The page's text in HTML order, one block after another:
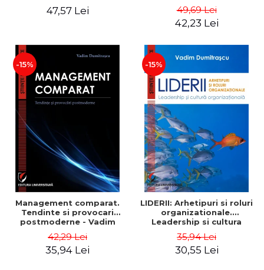
47,57 Lei
comportamentala - Vadim
Dumitrascu
49,69 Lei
42,23 Lei
-15%
Management comparat.
Tendinte si provocari
postmoderne - Vadim
42,29 Lei
35,94 Lei
-15%
LIDERII: Arhetipuri si roluri
organizationale.
Leadership si cultura
Dumitrascu
35,94 Lei
30,55 Lei